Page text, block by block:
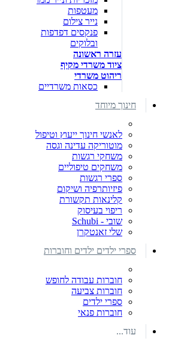
מעטפות
נייר צילום
פנקסים דפדפות
ובלוקים
עזרה ראשונה
ציוד משרדי מקיף
ריהוט משרדי
כסאות משרדיים
חינוך מיוחד
לאנשי חינוך ייעוץ וטיפול
מוטוריקה עדינה וגסה
משחקי רגשות
משחקים טיפוליים
ספרי רגשות
פיזיותרפיה ושיקום
קלינאות תקשורת
ריפוי בעיסוק
שובי - Schubi
שלי זאנטקרן
ספרי ילדים ילדים וחוברות
חוברות עבודה לחופש
חוברות צביעה
ספרי ילדים
חוברות פנאי
עוד...